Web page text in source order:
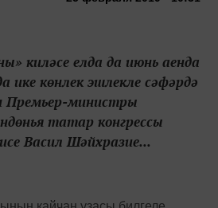
киләсе елда да июнь аенда
ике көнлек эшлекле сәфәрдә
Премьер-министры
татар конгрессы
Васил Шәйхразие...